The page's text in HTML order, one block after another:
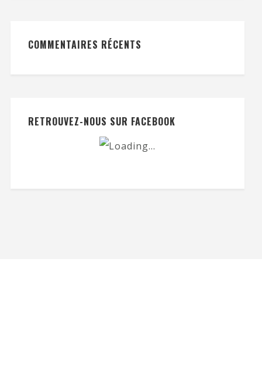
COMMENTAIRES RÉCENTS
RETROUVEZ-NOUS SUR FACEBOOK